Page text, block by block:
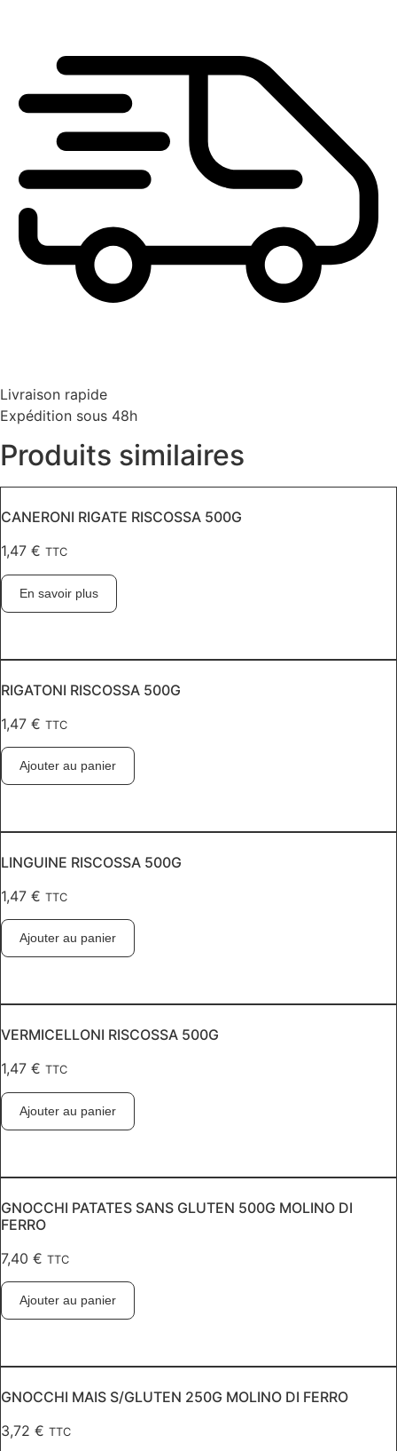
Livraison rapide
Expédition sous 48h
Produits similaires
CANERONI RIGATE RISCOSSA 500G
1,47 € TTC
En savoir plus
RIGATONI RISCOSSA 500G
1,47 € TTC
Ajouter au panier
LINGUINE RISCOSSA 500G
1,47 € TTC
Ajouter au panier
VERMICELLONI RISCOSSA 500G
1,47 € TTC
Ajouter au panier
GNOCCHI PATATES SANS GLUTEN 500G MOLINO DI
FERRO
7,40 € TTC
Ajouter au panier
GNOCCHI MAIS S/GLUTEN 250G MOLINO DI FERRO
3,72 € TTC